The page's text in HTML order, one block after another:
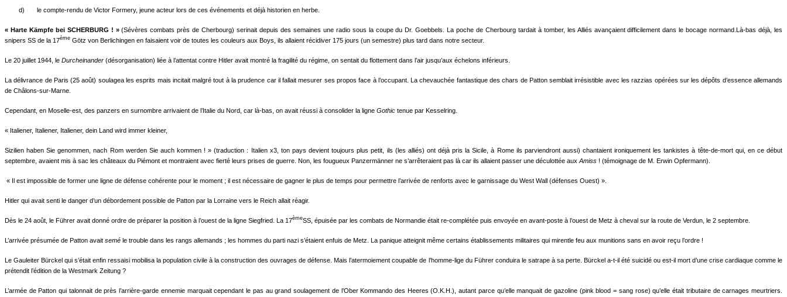
d) le compte-rendu de Victor Formery, jeune acteur lors de ces événements et déjà historien en herbe.
« Harte Kämpfe bei SCHERBURG ! »(Sévères combats près de Cherbourg) serinait depuis des semaines une radio sous la coupe du Dr. Goebbels. La poche de Cherbourg tardait à tomber, les Alliés avançaient difficilement dans le bocage normand.Là-bas déjà, les
snipers SS de la 17ème Götz von Berlichingen en faisaient voir de toutes les couleurs aux Boys, ils allaient récidiver 175 jours (un semestre) plus tard dans notre secteur.
Le 20 juillet 1944, le Durcheinander (désorganisation) liée à l’attentat contre Hitler avait montré la fragilité du régime, on sentait du flottement dans l’air jusqu’aux échelons inférieurs.
La délivrance de Paris (25 août) soulagea les esprits mais incitait malgré tout à la prudence car il fallait mesurer ses propos face à l’occupant. La chevauchée fantastique des chars de Patton semblait irrésistible avec les razzias opérées sur les dépôts d’essence allemands
de Châlons-sur-Marne.
Cependant, en Moselle-est, des panzers en surnombre arrivaient de l’Italie du Nord, car là-bas, on avait réussi à consolider la ligne Gothic tenue par Kesselring.
« Italiener, Italiener, Italiener, dein Land wird immer kleiner,
Sizilien haben Sie genommen, nach Rom werden Sie auch kommen ! »(traduction : Italien x3, ton pays devient toujours plus petit, ils (les alliés) ont déjà pris la Sicile, à Rome ils parviendront aussi) chantaient ironiquement les tankistes à tête-de-mort qui, en ce début
septembre, avaient mis à sac les châteaux du Piémont et montraient avec fierté leurs prises de guerre. Non, les fougueux Panzermänner ne s’arrêteraient pas là car ils allaient passer une déculottée aux Amiss ! (témoignage de M. Erwin Opfermann).
« Il est impossible de former une ligne de défense cohérente pour le moment ; il est nécessaire de gagner le plus de temps pour permettre l’arrivée de renforts avec le garnissage du West Wall (défenses Ouest) ».
Hitler qui avait senti le danger d’un débordement possible de Patton par la Lorraine vers le Reich allait réagir.
Dès le 24 août, le Führer avait donné ordre de préparer la position à l’ouest de la ligne Siegfried. La 17èmeSS, épuisée par les combats de Normandie était re-complétée puis envoyée en avant-­poste à l’ouest de Metz à cheval sur la route de Verdun, le 2 septembre.
L’arrivée présumée de Patton avait semé le trouble dans les rangs allemands ; les hommes du parti nazi s’étaient enfuis de Metz. La panique atteignit même certains établissements militaires qui mirentle feu aux munitions sans en avoir reçu l’ordre !
Le Gauleiter Bürckel qui s’était enfin ressaisi mobilisa la population civile à la construction des ouvrages de défense. Mais l’atermoiement coupable de l’homme-lige du Führer conduira le satrape à sa perte. Bürckel a-t-il été suicidé ou est-il mort d’une crise cardiaque comme le
prétendit l’édition de la Westmark Zeitung ?
L’armée de Patton qui talonnait de près l’arrière-garde ennemie marquait cependant le pas au grand soulagement de l’Ober Kommando des Heeres (O.K.H.), autant parce qu’elle manquait de gazoline (pink blood = sang rose) qu’elle était tributaire de carnages meurtriers.